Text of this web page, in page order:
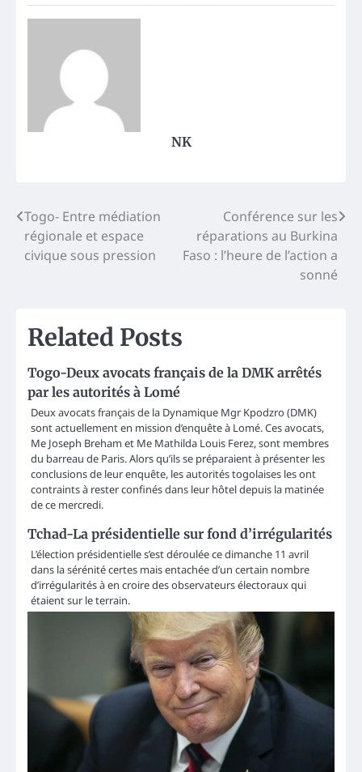
NK
Post
navigation
Togo- Entre médiation
régionale et espace
civique sous pression
Conférence sur les
réparations au Burkina
Faso : l’heure de l’action a
sonné
Related Posts
Togo-Deux avocats français de la DMK arrêtés
par les autorités à Lomé
Deux avocats français de la Dynamique Mgr Kpodzro (DMK)
sont actuellement en mission d’enquête à Lomé. Ces avocats,
Me Joseph Breham et Me Mathilda Louis Ferez, sont membres
du barreau de Paris. Alors qu’ils se préparaient à présenter les
conclusions de leur enquête, les autorités togolaises les ont
contraints à rester confinés dans leur hôtel depuis la matinée
de ce mercredi.
Tchad-La présidentielle sur fond d’irrégularités
L’élection présidentielle s’est déroulée ce dimanche 11 avril
dans la sérénité certes mais entachée d’un certain nombre
d’irrégularités à en croire des observateurs électoraux qui
étaient sur le terrain.